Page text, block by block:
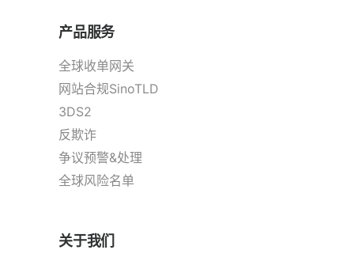
产品服务
全球收单网关
网站合规SinoTLD
3DS2
反欺诈
争议预警&处理
全球风险名单
关于我们